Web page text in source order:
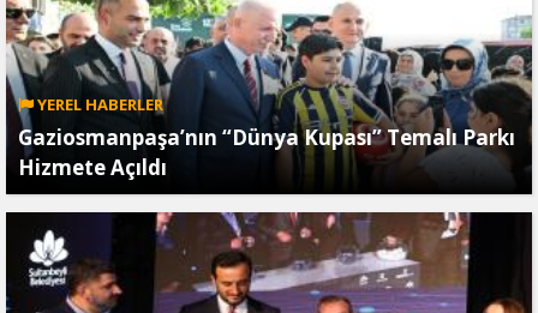
YEREL HABERLER
Gaziosmanpaşa’nın “Dünya Kupası” Temalı Parkı
Hizmete Açıldı